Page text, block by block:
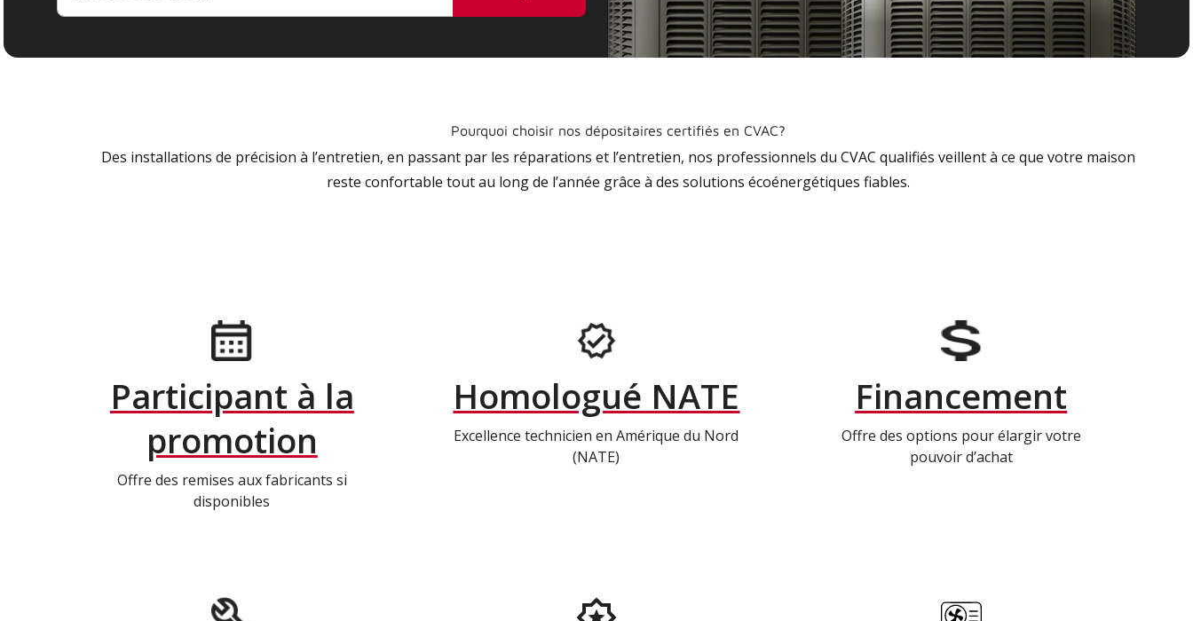
Pourquoi choisir nos dépositaires certifiés en CVAC?
Des installations de précision à l’entretien, en passant par les réparations et l’entretien, nos professionnels du CVAC qualifiés veillent à ce que votre maison
reste confortable tout au long de l’année grâce à des solutions écoénergétiques fiables.
Participant à la
promotion
Offre des remises aux fabricants si
disponibles
Homologué NATE
Excellence technicien en Amérique du Nord
(NATE)
Financement
Offre des options pour élargir votre
pouvoir d’achat